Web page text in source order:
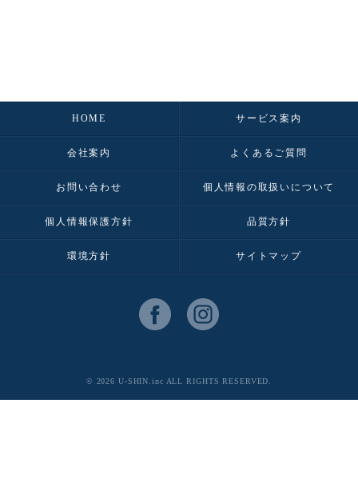
HOME サービス案内
会社案内 よくあるご質問
お問い合わせ 個人情報の取扱いについて
個人情報保護方針 品質方針
環境方針 サイトマップ
© 2026 U-SHIN.inc ALL RIGHTS RESERVED.